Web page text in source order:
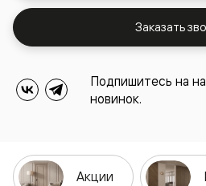
Заказать
Подпишитесь на
новинок.
Акции